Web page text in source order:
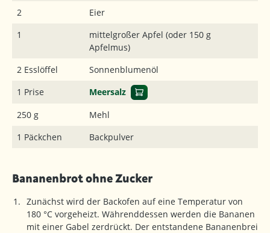
2
Eier
1
mittelgroßer Apfel (oder 150 g
Apfelmus)
2 Esslöffel
Sonnenblumenöl
1 Prise
Meersalz
250 g
Mehl
1 Päckchen
Backpulver
Bananenbrot ohne Zucker
Zunächst wird der Backofen auf eine Temperatur von
180 °C vorgeheizt. Währenddessen werden die Bananen
mit einer Gabel zerdrückt. Der entstandene Bananenbrei